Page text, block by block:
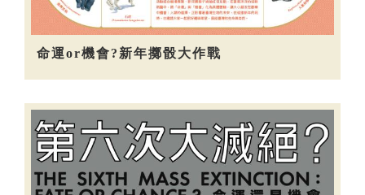
命運or機會?新年擲骰大作戰